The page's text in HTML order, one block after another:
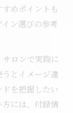
めポイントも
ン選びの参考
ロンで実際に
とイメージ違
を把握したい
には、付録情